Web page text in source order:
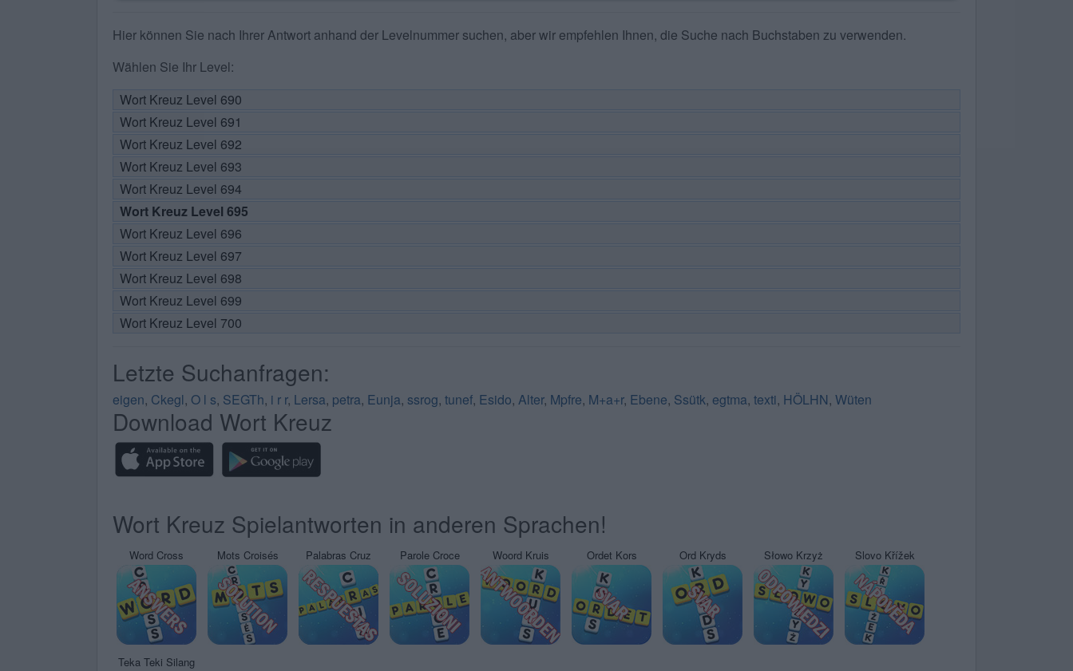
Hier können Sie nach Ihrer Antwort anhand der Levelnummer suchen, aber wir empfehlen Ihnen, die Suche nach Buchstaben zu verwenden.
Wählen Sie Ihr Level:
Wort Kreuz Level 690
Wort Kreuz Level 691
Wort Kreuz Level 692
Wort Kreuz Level 693
Wort Kreuz Level 694
Wort Kreuz Level 695
Wort Kreuz Level 696
Wort Kreuz Level 697
Wort Kreuz Level 698
Wort Kreuz Level 699
Wort Kreuz Level 700
Letzte Suchanfragen:
eigen, Ckegl, O l s, SEGTh, i r r, Lersa, petra, Eunja, ssrog, tunef, Esido, Alter, Mpfre, M+a+r, Ebene, Ssütk, egtma, texti, HÖLHN, Wüten
Download Wort Kreuz
Wort Kreuz Spielantworten in anderen Sprachen!
Word Cross Mots Croisés Palabras Cruz Parole Croce Woord Kruis Ordet Kors Ord Kryds Słowo Krzyż Slovo Křížek
Teka Teki Silang